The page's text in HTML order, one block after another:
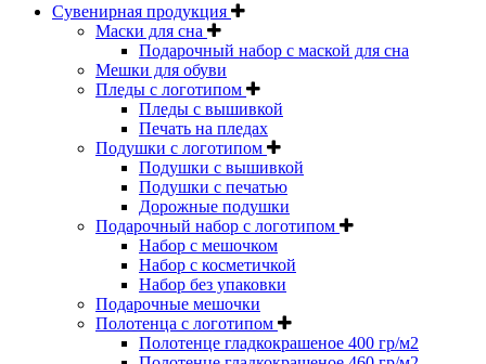
Сувенирная продукция
Маски для сна
Подарочный набор с маской для сна
Мешки для обуви
Пледы с логотипом
Пледы с вышивкой
Печать на пледах
Подушки с логотипом
Подушки с вышивкой
Подушки с печатью
Дорожные подушки
Подарочный набор с логотипом
Набор с мешочком
Набор с косметичкой
Набор без упаковки
Подарочные мешочки
Полотенца с логотипом
Полотенце гладкокрашеное 400 гр/м2